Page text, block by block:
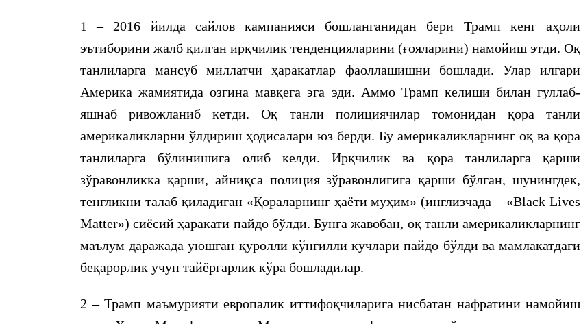
1 – 2016 йилда сайлов кампанияси бошланганидан бери Трамп кенг аҳоли
эътиборини жалб қилган ирқчилик тенденцияларини (ғояларини) намойиш этди. Оқ
танлиларга мансуб миллатчи ҳаракатлар фаоллашишни бошлади. Улар илгари
Америка жамиятида озгина мавқега эга эди. Аммо Трамп келиши билан гуллаб-
яшнаб ривожланиб кетди. Оқ танли полициячилар томонидан қора танли
америкаликларни ўлдириш ҳодисалари юз берди. Бу америкаликларнинг оқ ва қора
танлиларга бўлинишига олиб келди. Ирқчилик ва қора танлиларга қарши
зўравонликка қарши, айниқса полиция зўравонлигига қарши бўлган, шунингдек,
тенгликни талаб қиладиган «Қораларнинг ҳаёти муҳим» (инглизчада – «Black Lives
Matter») сиёсий ҳаракати пайдо бўлди. Бунга жавобан, оқ танли америкаликларнинг
маълум даражада уюшган қуролли кўнгилли кучлари пайдо бўлди ва мамлакатдаги
беқарорлик учун тайёргарлик кўра бошладилар.
2 – Трамп маъмурияти европалик иттифоқчиларига нисбатан нафратини намойиш